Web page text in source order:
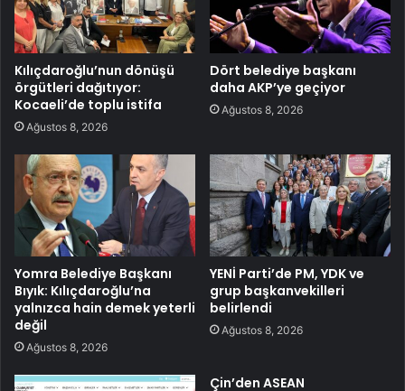
Kılıçdaroğlu’nun dönüşü
örgütleri dağıtıyor:
Kocaeli’de toplu istifa
Ağustos 8, 2026
Dört belediye başkanı
daha AKP’ye geçiyor
Ağustos 8, 2026
Yomra Belediye Başkanı
Bıyık: Kılıçdaroğlu’na
yalnızca hain demek yeterli
değil
Ağustos 8, 2026
YENİ Parti’de PM, YDK ve
grup başkanvekilleri
belirlendi
Ağustos 8, 2026
Çin’den ASEAN